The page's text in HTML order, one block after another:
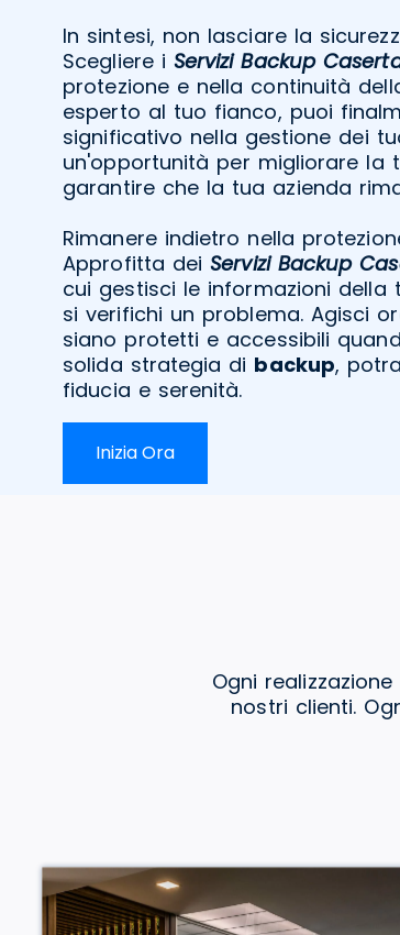
In sintesi, non lasciare la
Scegliere i Servizi Backup
protezione e nella continuità
esperto al tuo fianco, puoi
significativo nella gestione dei
un'opportunità per migliorare la
garantire che la tua azienda
Rimanere indietro nella
Approfitta deiServizi Backup
cui gestisci le informazioni della
si verifichi un problema. Agisci
siano protetti e accessibili
solida strategia di backup,
fiducia e serenità.
Inizia Ora
Ogni
nostri clienti.